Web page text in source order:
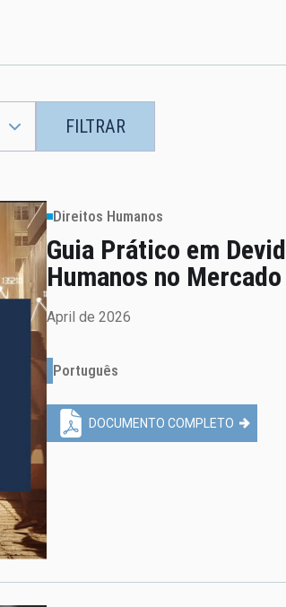
FILTRAR
Direitos Humanos
Guia Prático em
Humanos no
April de 2026
Português
DOCUMENTO COMPLETO